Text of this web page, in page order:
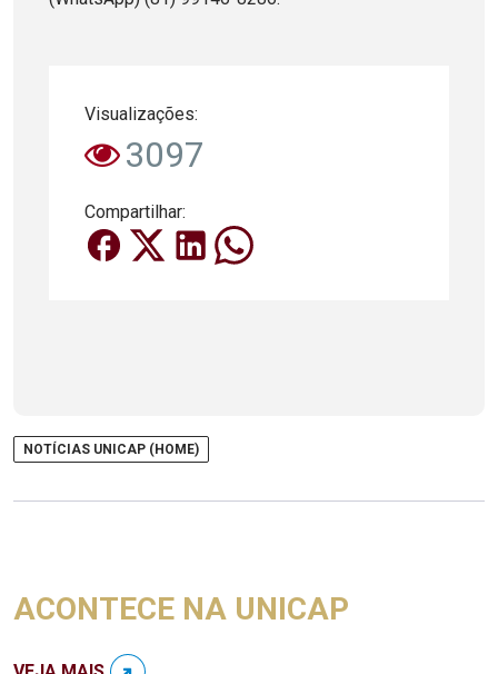
Visualizações:
3097
Compartilhar:
NOTÍCIAS UNICAP (HOME)
ACONTECE NA UNICAP